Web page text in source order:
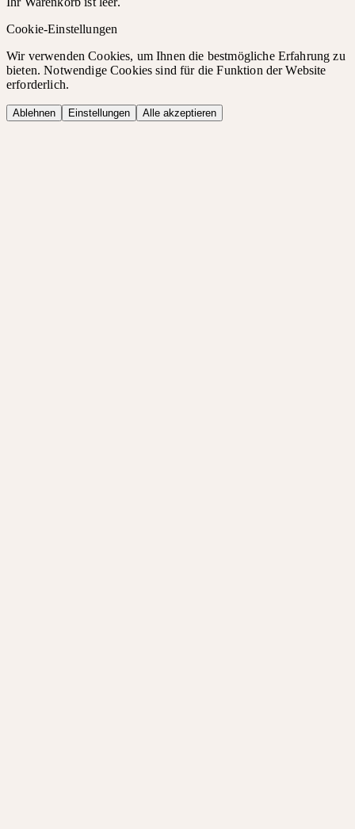
Cookie-Einstellungen
Wir verwenden Cookies, um Ihnen die bestmögliche Erfahrung zu
bieten. Notwendige Cookies sind für die Funktion der Website
erforderlich.
Ablehnen Einstellungen Alle akzeptieren